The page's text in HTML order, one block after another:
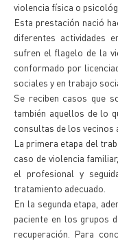
violencia física o
Esta prestación nació
diferentes actividades
sufren el flagelo de la
conformado por
sociales y en trabajo
Se reciben casos que
también aquellos de lo
consultas de los vecinos
La primera etapa del
caso de violencia
el profesional y
tratamiento adecuado.
En la segunda etapa,
paciente en los grupos
recuperación. Para